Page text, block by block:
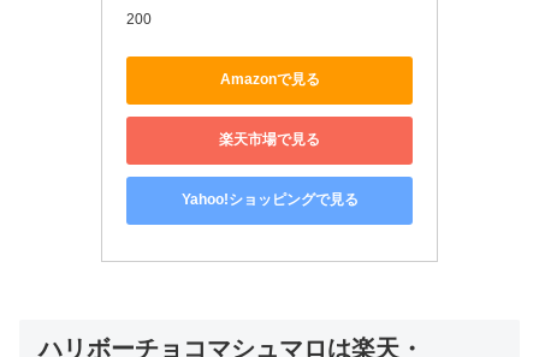
200
Amazonで見る
楽天市場で見る
Yahoo!ショッピングで見る
ハリボーチョコマシュマロは楽天・